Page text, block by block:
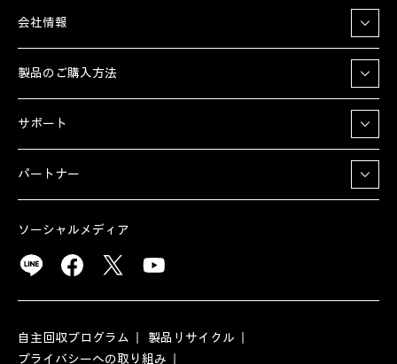
会社情報
製品のご購入方法
サポート
パートナー
ソーシャルメディア
自主回収プログラム
製品リサイクル
プライバシーへの取り組み